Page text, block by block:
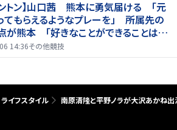
ントン】山口茜 熊本に勇気届ける 「元
てもらえるようなプレーを」 所属先の
が熊本 「好きなことができることは当
ない」
14:36その他競技
ライフスタイル 南原清隆と平野ノラが大沢あかね出